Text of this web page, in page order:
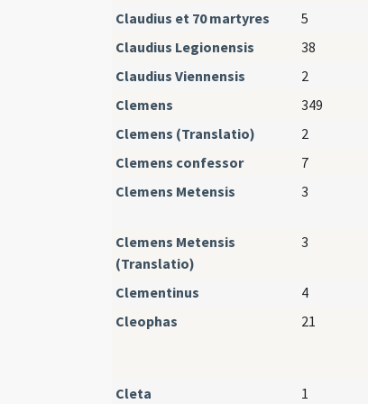
Claudius et 70 martyres
5
Claudius Legionensis
38
Claudius Viennensis
2
Clemens
349
Clemens (Translatio)
2
Clemens confessor
7
Clemens Metensis
3
Clemens Metensis
(Translatio)
3
Clementinus 4
Cleophas
21
Cleta
1